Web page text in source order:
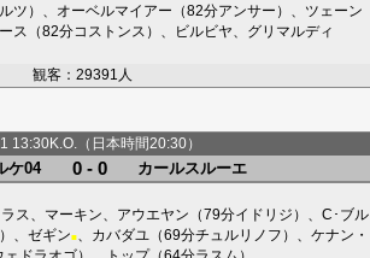
ツ ）、 オーベルマイアー （82分アンサー ）、 ツェーン
ス （82分コストンス ）、 ビルビヤ グリマルディ
観客：29391人
13:30K.O.（日本時間20:30）
ケ04 0 - 0 カールスルーエ
ス マーキン アウエヤン （79分イドリジ ）、 C･ブル
）、 ゼギン■ カバダユ （69分チュルリノフ ）、 ケナン・